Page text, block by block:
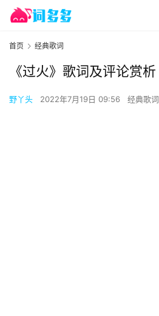
首页 经典歌词
《过火》歌词及评论赏析
野丫头 2022年7月19日 09:56 经典歌词